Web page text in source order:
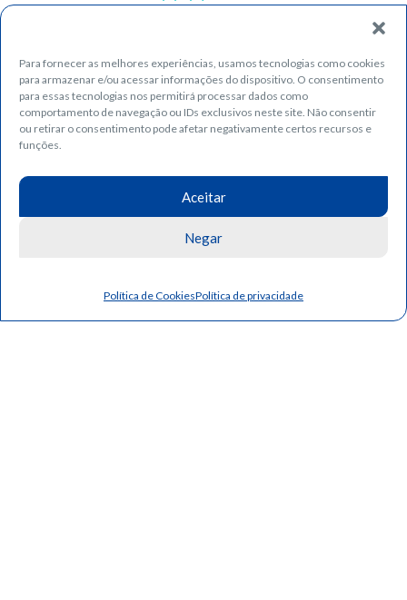
Para fornecer as melhores experiências, usamos tecnologias como cookies
para armazenar e/ou acessar informações do dispositivo. O consentimento
para essas tecnologias nos permitirá processar dados como
comportamento de navegação ou IDs exclusivos neste site. Não consentir
ou retirar o consentimento pode afetar negativamente certos recursos e
funções.
Aceitar
Negar
Política de CookiesPolítica de privacidade
04
05